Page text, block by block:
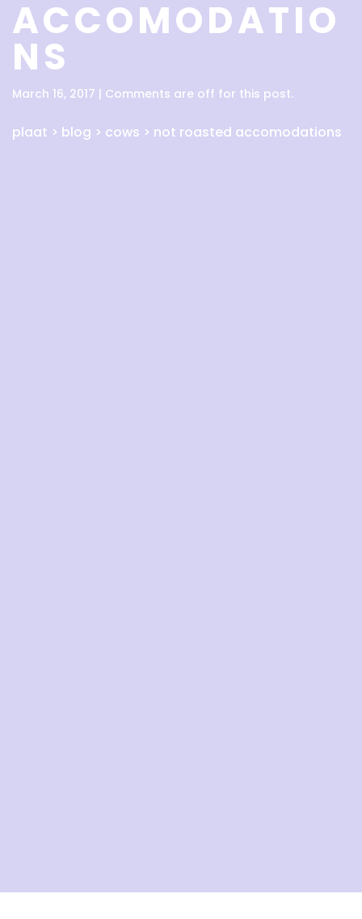
ACCOMODATIO
NS
March 16, 2017 | Comments are off for this post.
plaat > blog > cows > not roasted accomodations